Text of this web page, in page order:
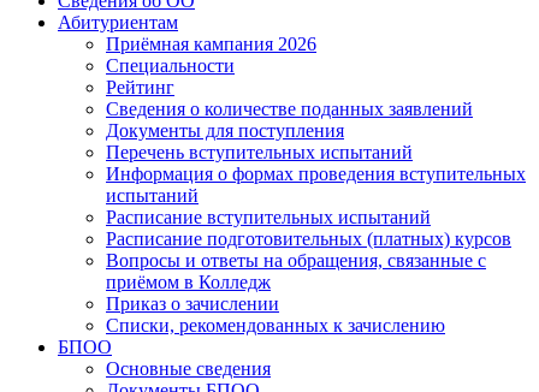
Абитуриентам
Приёмная кампания 2026
Специальности
Рейтинг
Сведения о количестве поданных заявлений
Документы для поступления
Перечень вступительных испытаний
Информация о формах проведения вступительных
испытаний
Расписание вступительных испытаний
Расписание подготовительных (платных) курсов
Вопросы и ответы на обращения, связанные с
приёмом в Колледж
Приказ о зачислении
Списки, рекомендованных к зачислению
БПОО
Основные сведения